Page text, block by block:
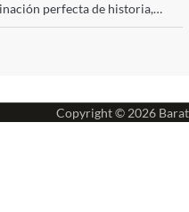
perfecta de historia,…
Copyright © 2026